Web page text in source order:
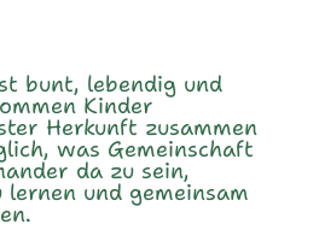
bunt, lebendig und
Kinder
Herkunft zusammen
was Gemeinschaft
da zu sein,
und gemeinsam